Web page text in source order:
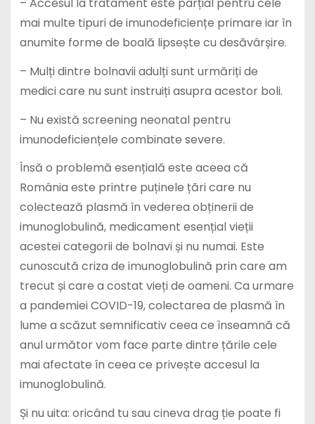
mai multe tipuri de imunodeficiențe primare iar în
anumite forme de boală lipsește cu desăvârșire.
– Mulți dintre bolnavii adulți sunt urmăriți de
medici care nu sunt instruiți asupra acestor boli.
– Nu există screening neonatal pentru
imunodeficiențele combinate severe.
Însă o problemă esențială este aceea că
România este printre puținele țări care nu
colectează plasmă în vederea obținerii de
imunoglobulină, medicament esențial vieții
acestei categorii de bolnavi și nu numai. Este
cunoscută criza de imunoglobulină prin care am
trecut și care a costat vieți de oameni. Ca urmare
a pandemiei COVID-19, colectarea de plasmă în
lume a scăzut semnificativ ceea ce înseamnă că
anul următor vom face parte dintre țările cele
mai afectate în ceea ce privește accesul la
imunoglobulină.
Și nu uita: oricând tu sau cineva drag ție poate fi